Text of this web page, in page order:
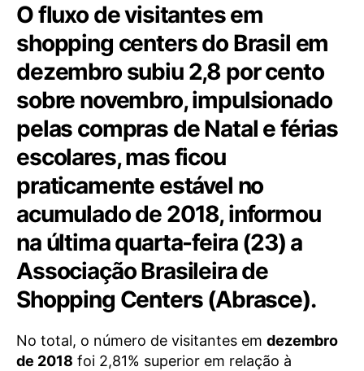
O fluxo de visitantes em
shopping centers do Brasil em
dezembro subiu 2,8 por cento
sobre novembro, impulsionado
pelas compras de Natal e férias
escolares, mas ficou
praticamente estável no
acumulado de 2018, informou
na última quarta-feira (23) a
Associação Brasileira de
Shopping Centers (Abrasce).
No total, o número de visitantes em dezembro
de 2018 foi 2,81% superior em relação à